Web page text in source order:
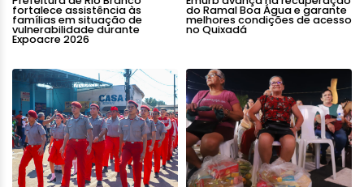
fortalece assistência às
famílias em situação de
vulnerabilidade durante
Expoacre 2026
do Ramal Boa Água e garante
melhores condições de acesso
no Quixadá